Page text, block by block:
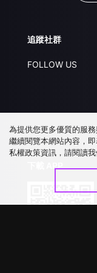
追蹤社群
FOLLOW US
為提供您更多優質的服
繼續閱覽本網站內容，
私權政策資訊，請閱讀我